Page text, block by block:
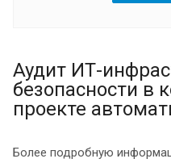
Аудит ИТ-
безопасности в
проекте
Более подробную